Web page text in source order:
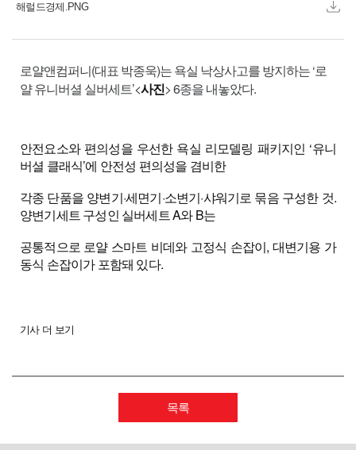
해럴드경제.PNG
로얄앤컴퍼니(대표 박종욱)는 욕실 낙상사고를 방지하는 ‘로
얄 유니버셜 실버세트’<사진> 6종을 내놓았다.
안전요소와 편의성을 우선한 욕실 리모델링 패키지인 ‘유니
버셜 클래식’에 안전성 편의성을 겸비한
각종 단품을 양변기·세면기·소변기·샤워기로 묶음 구성한 것.
양변기세트 구성인 실버세트 A와 B는
공통적으로 로얄 스마트 비데와 고정식 손잡이, 대변기용 가
동식 손잡이가 포함돼 있다.
기사 더 보기
목록